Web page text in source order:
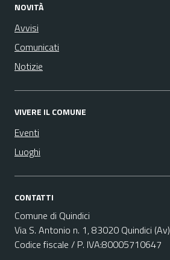
NOVITÀ
Avvisi
Comunicati
Notizie
VIVERE IL COMUNE
Eventi
Luoghi
CONTATTI
Comune di Quindici
Via S. Antonio n. 1, 83020 Quindici (Av)
Codice fiscale / P. IVA:80005710647